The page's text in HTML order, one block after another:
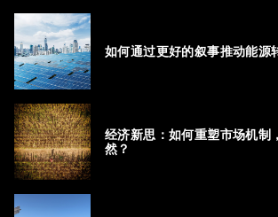
如何通过更好的叙事推动能源
经济新思：如何重塑市场机制
然？